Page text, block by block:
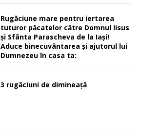
Rugăciune mare pentru iertarea
tuturor păcatelor către Domnul Iisus
şi Sfânta Parascheva de la Iaşi!
Aduce binecuvântarea şi ajutorul lui
Dumnezeu în casa ta:
3 rugăciuni de dimineață